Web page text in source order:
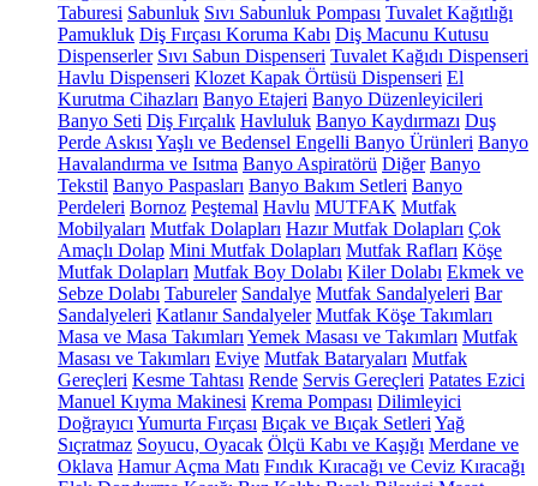
Taburesi Sabunluk Sıvı Sabunluk Pompası Tuvalet Kağıtlığı
Pamukluk Diş Fırçası Koruma Kabı Diş Macunu Kutusu
Dispenserler Sıvı Sabun Dispenseri Tuvalet Kağıdı Dispenseri
Havlu Dispenseri Klozet Kapak Örtüsü Dispenseri El
Kurutma Cihazları Banyo Etajeri Banyo Düzenleyicileri
Banyo Seti Diş Fırçalık Havluluk Banyo Kaydırmazı Duş
Perde Askısı Yaşlı ve Bedensel Engelli Banyo Ürünleri Banyo
Havalandırma ve Isıtma Banyo Aspiratörü Diğer Banyo
Tekstil Banyo Paspasları Banyo Bakım Setleri Banyo
Perdeleri Bornoz Peştemal Havlu MUTFAK Mutfak
Mobilyaları Mutfak Dolapları Hazır Mutfak Dolapları Çok
Amaçlı Dolap Mini Mutfak Dolapları Mutfak Rafları Köşe
Mutfak Dolapları Mutfak Boy Dolabı Kiler Dolabı Ekmek ve
Sebze Dolabı Tabureler Sandalye Mutfak Sandalyeleri Bar
Sandalyeleri Katlanır Sandalyeler Mutfak Köşe Takımları
Masa ve Masa Takımları Yemek Masası ve Takımları Mutfak
Masası ve Takımları Eviye Mutfak Bataryaları Mutfak
Gereçleri Kesme Tahtası Rende Servis Gereçleri Patates Ezici
Manuel Kıyma Makinesi Krema Pompası Dilimleyici
Doğrayıcı Yumurta Fırçası Bıçak ve Bıçak Setleri Yağ
Sıçratmaz Soyucu, Oyacak Ölçü Kabı ve Kaşığı Merdane ve
Oklava Hamur Açma Matı Fındık Kıracağı ve Ceviz Kıracağı